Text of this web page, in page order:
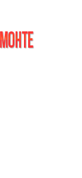
ремонтах